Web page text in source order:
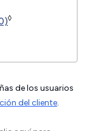
◊
de los usuarios
del cliente.